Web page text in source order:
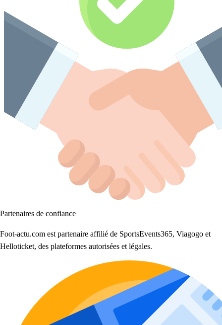
Partenaires de confiance
Foot-actu.com est partenaire affilié de SportsEvents365, Viagogo et
Helloticket, des plateformes autorisées et légales.